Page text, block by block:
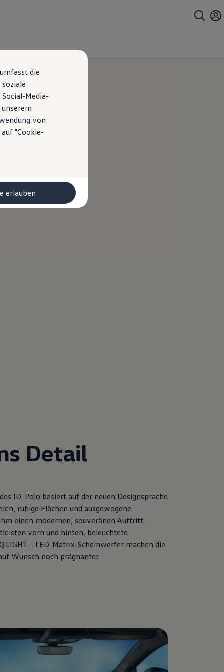
die
Media-
von
"Cookie-
erlauben
Detail
ID. Polo basiert auf der neuen Designsprache
ruhige Flächen und ausgewogene
einen modernen, souveränen Auftritt.
vorn und hinten, beleuchtete
– LED-Matrix-Scheinwerfer machen die
Wunsch noch prägnanter.